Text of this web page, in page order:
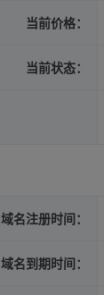
当前价格：
当前状态：
域名注册时间：
域名到期时间：